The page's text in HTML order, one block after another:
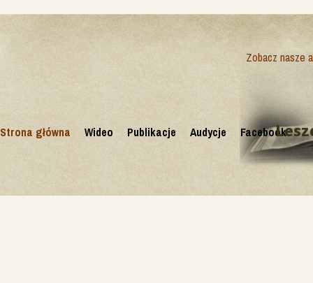
Strona główna Wideo Publikacje Audycje Facebook
Zobacz nasze